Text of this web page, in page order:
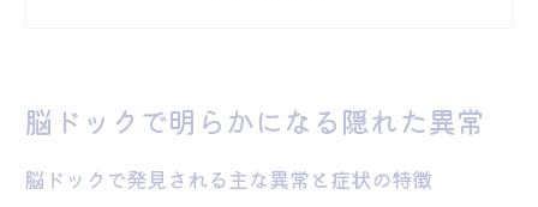
脳ドックならではの脳動脈瘤・脳萎縮の検
脳ドックで明らかになる隠れた異常
脳ドックで発見される主な異常と症状の特徴